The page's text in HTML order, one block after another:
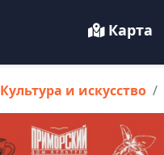
Карта
Культура и искусство